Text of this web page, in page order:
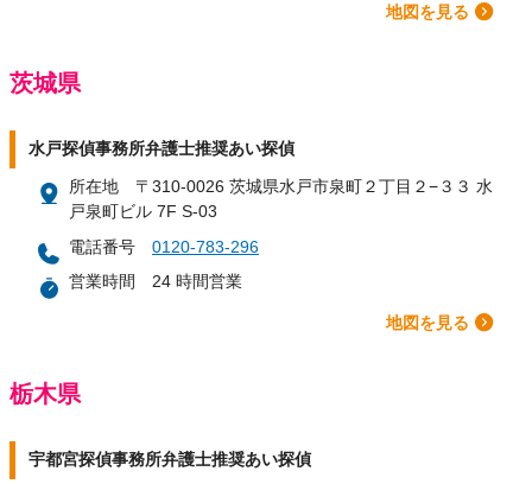
地図を見る
茨城県
水戸探偵事務所弁護士推奨あい探偵
所在地
〒310-0026 茨城県水戸市泉町２丁目２−３３ 水
戸泉町ビル 7F S-03
電話番号
0120-783-296
営業時間
24 時間営業
地図を見る
栃木県
宇都宮探偵事務所弁護士推奨あい探偵